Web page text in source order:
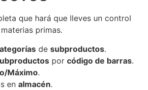
que hará que lleves un control
primas.
de subproductos.
por código de barras.
Máximo.
en almacén.